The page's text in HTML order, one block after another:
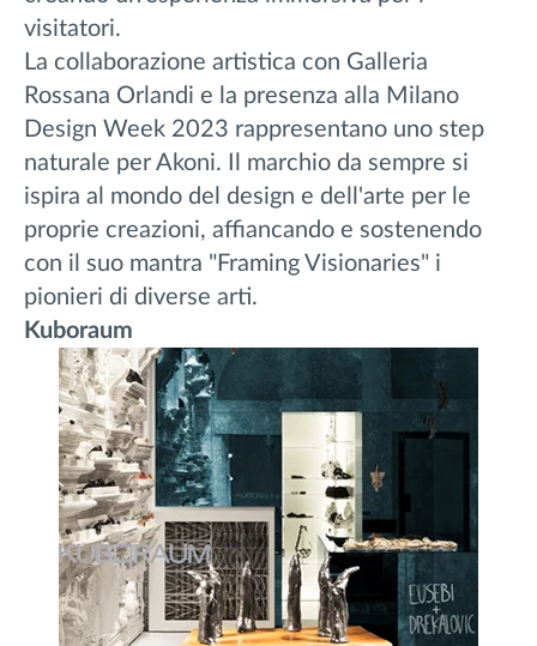
visitatori.
La collaborazione artistica con Galleria
Rossana Orlandi e la presenza alla Milano
Design Week 2023 rappresentano uno step
naturale per Akoni. Il marchio da sempre si
ispira al mondo del design e dell'arte per le
proprie creazioni, affiancando e sostenendo
con il suo mantra "Framing Visionaries" i
pionieri di diverse arti.
Kuboraum